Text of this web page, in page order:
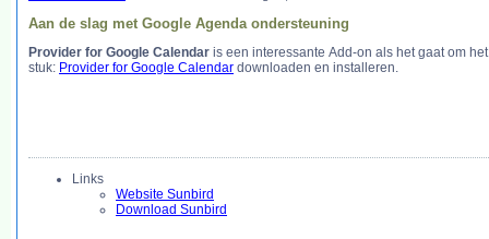
Aan de slag met Google Agenda ondersteuning
Provider for Google Calendar is een interessante Add-on als het gaat om
stuk: Provider for Google Calendar downloaden en installeren.
Links
Website Sunbird
Download Sunbird